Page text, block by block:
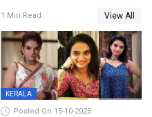
മണിക്കൂറുകള്‍ക്കകം
വിയോഗം
1 Min Read View All
KERALA
Posted On 15-10-2025